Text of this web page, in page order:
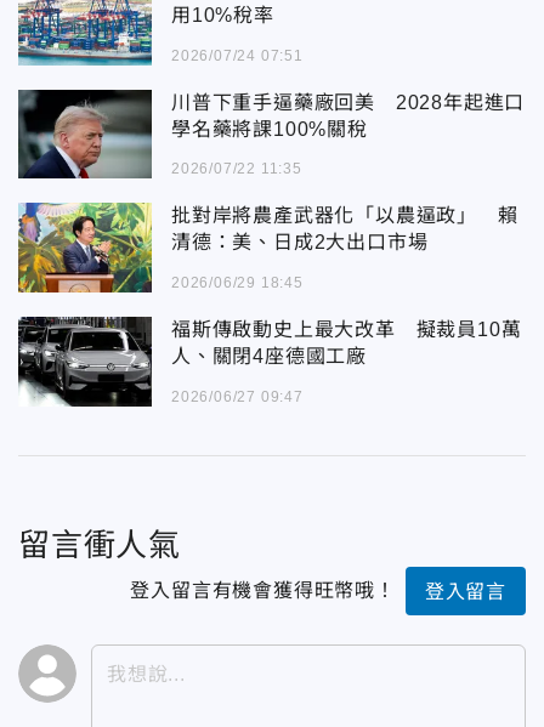
用10%稅率
2026/07/24 07:51
川普下重手逼藥廠回美 2028年起進口
學名藥將課100%關稅
2026/07/22 11:35
批對岸將農產武器化「以農逼政」 賴
清德：美、日成2大出口市場
2026/06/29 18:45
福斯傳啟動史上最大改革 擬裁員10萬
人、關閉4座德國工廠
2026/06/27 09:47
留言衝人氣
登入留言有機會獲得旺幣哦！ 登入留言